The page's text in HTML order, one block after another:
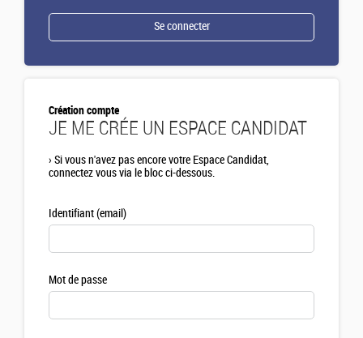
JE ME CRÉE UN ESPACE CANDIDAT
› Si vous n'avez pas encore votre Espace Candidat,
connectez vous via le bloc ci-dessous.
Création compte
Identifiant (email)
Mot de passe